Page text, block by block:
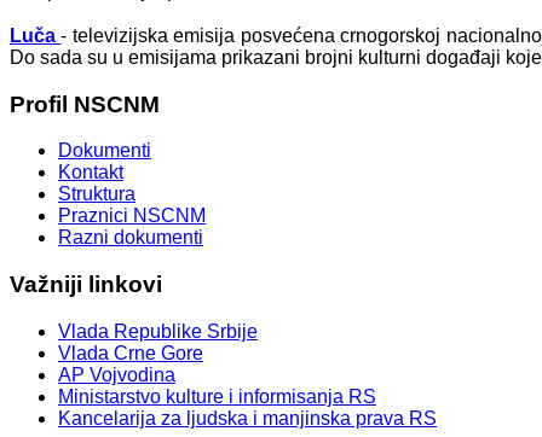
Luča - televizijska emisija posvećena crnogorskoj
Do sada su u emisijama prikazani brojni kulturni događaji
Profil NSCNM
Dokumenti
Kontakt
Struktura
Praznici NSCNM
Razni dokumenti
Važniji linkovi
Vlada Republike Srbije
Vlada Crne Gore
AP Vojvodina
Ministarstvo kulture i informisanja RS
Kancelarija za ljudska i manjinska prava RS